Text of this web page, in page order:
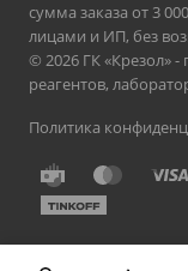
сумма заказа от 3
лицами и ИП, без
© 2026 ГК «Крезол» -
реагентов,
Политика